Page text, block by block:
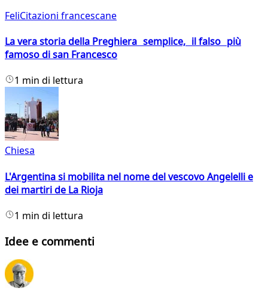
FeliCitazioni francescane
La vera storia della Preghiera semplice, il falso più
famoso di san Francesco
1 min di lettura
Chiesa
L'Argentina si mobilita nel nome del vescovo Angelelli e
dei martiri de La Rioja
1 min di lettura
Idee e commenti